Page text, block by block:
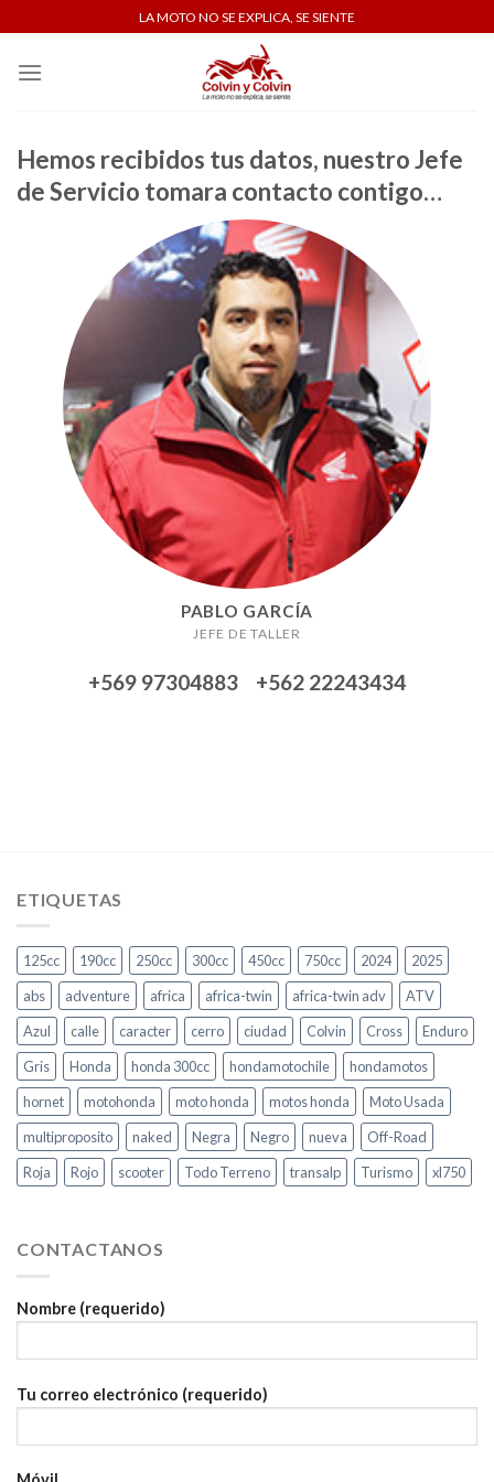
to
content
LA MOTO NO SE EXPLICA, SE SIENTE
Hemos recibidos tus datos, nuestro Jefe
de Servicio tomara contacto contigo…
PABLO GARCÍA
JEFE DE TALLER
+569 97304883 +562 22243434
ETIQUETAS
125cc 190cc 250cc 300cc 450cc 750cc 2024
2025
abs
adventure africa africa-twin africa-twin adv
ATV
Azul
calle caracter cerro ciudad Colvin Cross
Enduro
Gris
Honda honda 300cc hondamotochile
hondamotos
hornet
motohonda moto honda motos honda
Moto Usada
multiproposito
naked Negra Negro nueva
Off-Road
Roja
Rojo scooter Todo Terreno transalp Turismo xl750
CONTACTANOS
Nombre (requerido)
Tu correo electrónico (requerido)